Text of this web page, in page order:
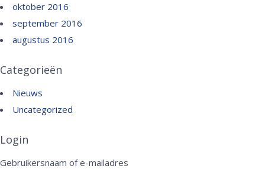
oktober 2016
september 2016
augustus 2016
Categorieën
Nieuws
Uncategorized
Login
Gebruikersnaam of e-mailadres